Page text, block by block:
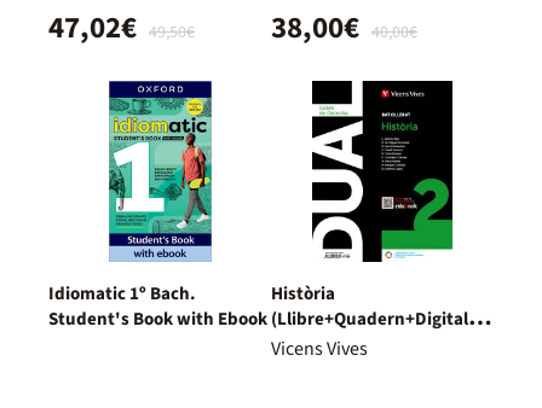
49,50€
47,02€ 40,00€
38,00€
Idiomatic 1º Bach.
Student's Book with Ebook
Història
(Llibre+Quadern+Digital)
Dual
Vicens Vives